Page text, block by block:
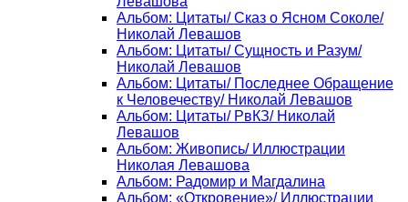
Альбом: Цитаты/ Сказ о Ясном Соколе/
Николай Левашов
Альбом: Цитаты/ Сущность и Разум/
Николай Левашов
Альбом: Цитаты/ Последнее Обращение
к Человечеству/ Николай Левашов
Альбом: Цитаты/ РвКЗ/ Николай
Левашов
Альбом: Живопись/ Иллюстрации
Николая Левашова
Альбом: Радомир и Магдалина
Альбом: «Откровение»/ Иллюстрации